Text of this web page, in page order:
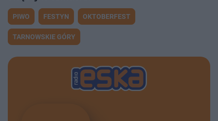
PIWO FESTYN OKTOBERFEST
TARNOWSKIE GÓRY